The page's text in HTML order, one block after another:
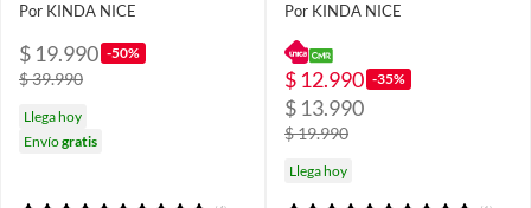
Por KINDA NICE
$ 19.990 -50%
$ 39.990
Llega hoy
Envíogratis
Por KINDA NICE
$ 12.990 -35%
$ 13.990
$ 19.990
Llega hoy